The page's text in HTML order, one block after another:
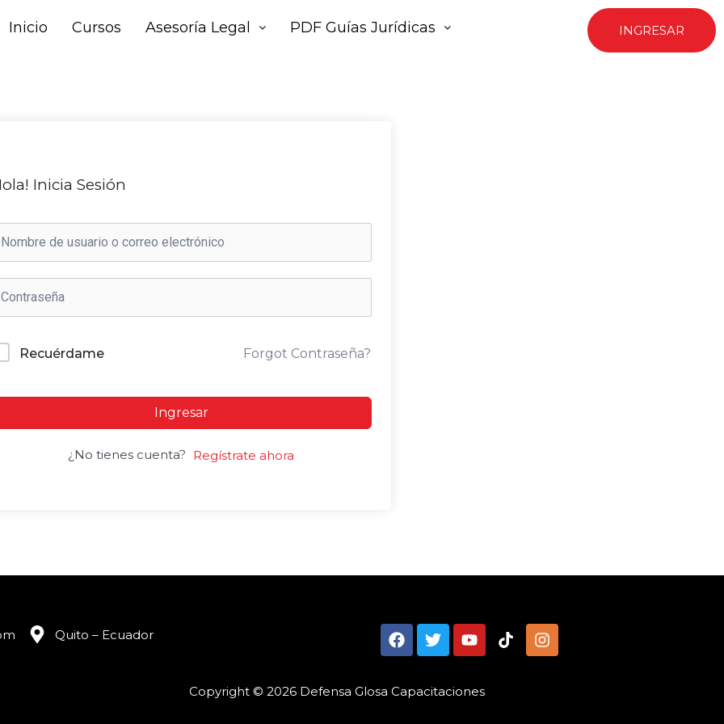
Inicio Cursos Asesoría Legal PDF Guías Jurídicas INGRESAR
Inicia Sesión
Recuérdame Forgot Contraseña?
Ingresar
¿No tienes cuenta? Regístrate ahora
Quito – Ecuador
Copyright © 2026 Defensa Glosa Capacitaciones